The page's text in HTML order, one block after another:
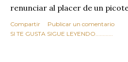
renunciar al placer de un
toque tostado y crujiente que
Estas alubias crujientes al
Compartir
Publicar un comentario
SI TE GUSTA SIGUE LEYENDO............